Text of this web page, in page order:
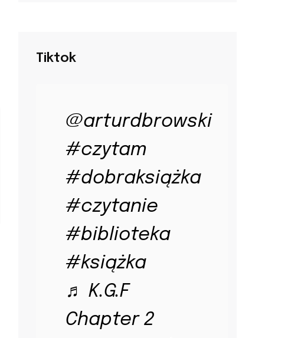
Tiktok
@arturdbrowski
#czytam
#dobraksiążka
#czytanie
#biblioteka
#książka
♬ K.G.F
Chapter 2